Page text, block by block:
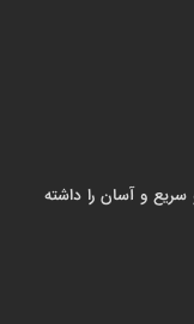
سریع و آسان را داشته